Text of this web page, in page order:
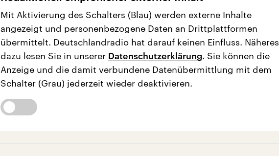
Mit Aktivierung des Schalters (Blau) werden externe Inhalte
angezeigt und personenbezogene Daten an Drittplattformen
übermittelt. Deutschlandradio hat darauf keinen Einfluss. Näheres
dazu lesen Sie in unserer Datenschutzerklärung. Sie können die
Anzeige und die damit verbundene Datenübermittlung mit dem
Schalter (Grau) jederzeit wieder deaktivieren.